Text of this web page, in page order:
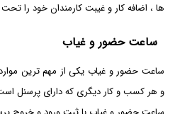
ها ، اضافه کار و غیبت کارمندان خود را
ساعت حضور و غیاب
ساعت حضور و غیاب یکی از مهم ترین
و هر کسب و کار دیگری که دارای پرسنل